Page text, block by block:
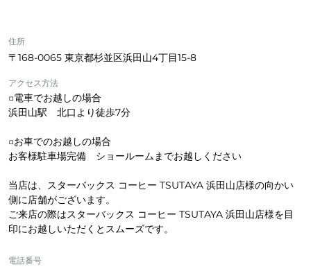
住所
〒168-0065 東京都杉並区浜田山4丁目15-8
アクセス方法
□電車でお越しの場合
浜田山駅 北口より徒歩7分
□お車でのお越しの場合
お客様駐車場完備 ショールームまでお越しください
当店は、スターバックス コーヒー TSUTAYA 浜田山店様の向かい
側に店舗がございます。
ご来店の際はスターバックス コーヒー TSUTAYA 浜田山店様を目
印にお越しいただくとスムーズです。
電話番号